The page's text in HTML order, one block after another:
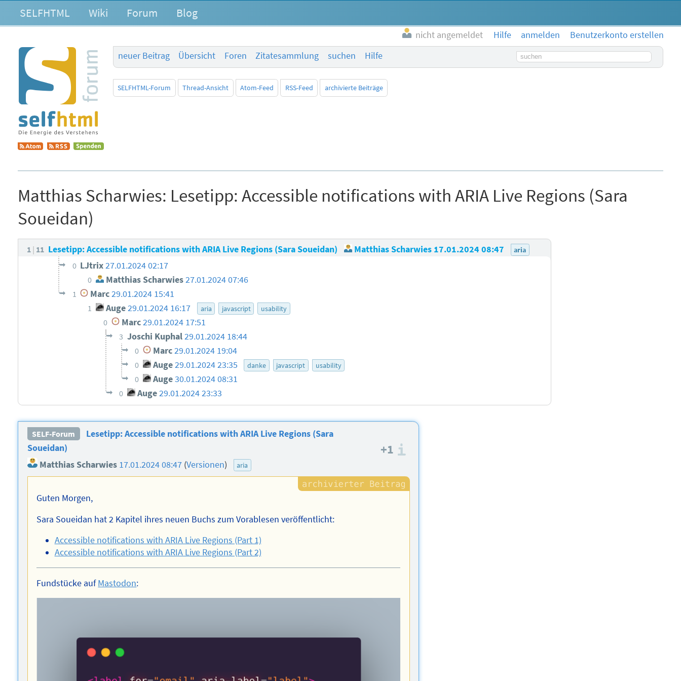
SELFHTML Wiki Forum Blog
nicht angemeldet Hilfe anmelden
Benutzerkonto erstellen
neuer Beitrag
Übersicht Foren Zitatesammlung suchen Hilfe Suchbegriff
SELFHTML-Forum Thread-Ansicht Atom-Feed RSS-Feed archivierte Beiträge
Matthias Scharwies: Lesetipp: Accessible notifications with ARIA Live Regions (Sara
Soueidan)
1 11 Lesetipp: Accessible notifications with ARIA Live Regions (Sara Soueidan) Matthias Scharwies 17.01.2024 08:47 aria
0 LJtrix27.01.2024 02:17
0 Matthias Scharwies27.01.2024 07:46
1 Marc29.01.2024 15:41
1 Auge29.01.2024 16:17 aria javascript usability
0 Marc29.01.2024 17:51
3 Joschi Kuphal29.01.2024 18:44
0 Marc 29.01.2024 19:04
0 Auge 29.01.2024 23:35 danke javascript usability
0 Auge 30.01.2024 08:31
0 Auge29.01.2024 23:33
SELF-Forum
Lesetipp: Accessible notifications with ARIA Live Regions (Sara
Soueidan)
Matthias Scharwies 17.01.2024 08:47 (Versionen) aria
+1
Guten Morgen,
Sara Soueidan hat 2 Kapitel ihres neuen Buchs zum Vorablesen veröffentlicht:
Accessible notifications with ARIA Live Regions (Part 1)
Accessible notifications with ARIA Live Regions (Part 2)
Fundstücke aufMastodon: